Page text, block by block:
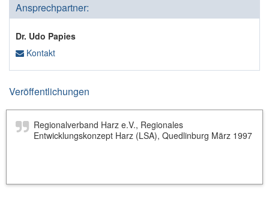
Ansprechpartner:
Dr. Udo Papies
Kontakt
Veröffentlichungen
Regionalverband Harz e.V., Regionales
Entwicklungskonzept Harz (LSA), Quedlinburg März 1997